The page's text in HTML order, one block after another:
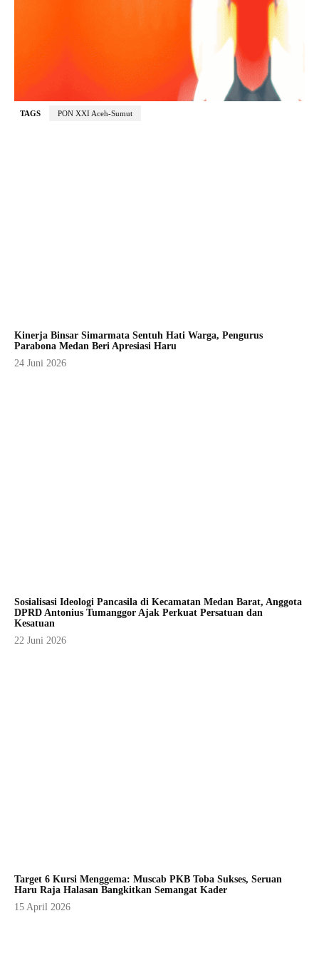
TAGS PON XXI Aceh-Sumut
Kinerja Binsar Simarmata Sentuh Hati Warga, Pengurus
Parabona Medan Beri Apresiasi Haru
24 Juni 2026
Sosialisasi Ideologi Pancasila di Kecamatan Medan Barat, Anggota
DPRD Antonius Tumanggor Ajak Perkuat Persatuan dan
Kesatuan
22 Juni 2026
Target 6 Kursi Menggema: Muscab PKB Toba Sukses, Seruan
Haru Raja Halasan Bangkitkan Semangat Kader
15 April 2026